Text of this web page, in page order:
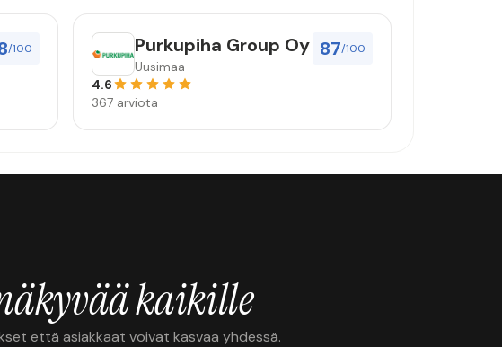
/100 87/100
Purkupiha Group Oy
Uusimaa
4.6
367 arviota
kaikille
että asiakkaat voivat kasvaa yhdessä.